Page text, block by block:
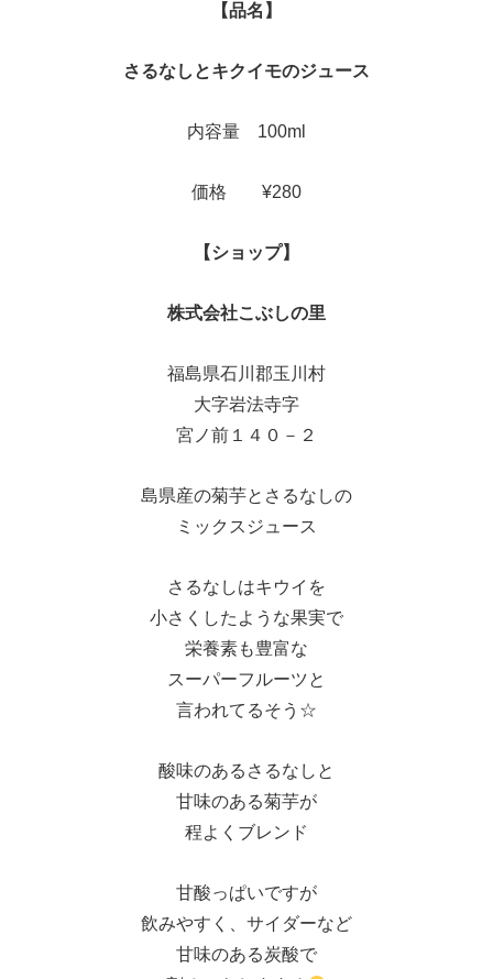
【品名】
さるなしとキクイモのジュース
内容量 100ml
価格 ¥280
【ショップ】
株式会社こぶしの里
福島県石川郡玉川村
大字岩法寺字
宮ノ前１４０－２
島県産の菊芋とさるなしの
ミックスジュース
さるなしはキウイを
小さくしたような果実で
栄養素も豊富な
スーパーフルーツと
言われてるそう☆
酸味のあるさるなしと
甘味のある菊芋が
程よくブレンド
甘酸っぱいですが
飲みやすく、サイダーなど
甘味のある炭酸で